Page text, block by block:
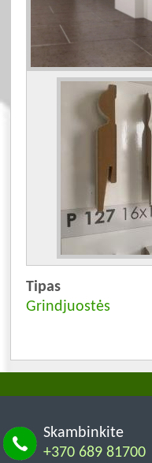
Tipas
Grindjuostės
Skambinkite
+370 689 81700